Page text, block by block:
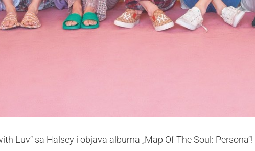
Luv“ sa Halsey i objava albuma „Map Of The Soul: Persona“!